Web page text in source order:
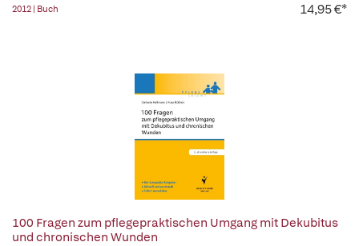
2012 | Buch 14,95 €*
100 Fragen zum pflegepraktischen Umgang mit Dekubitus
und chronischen Wunden